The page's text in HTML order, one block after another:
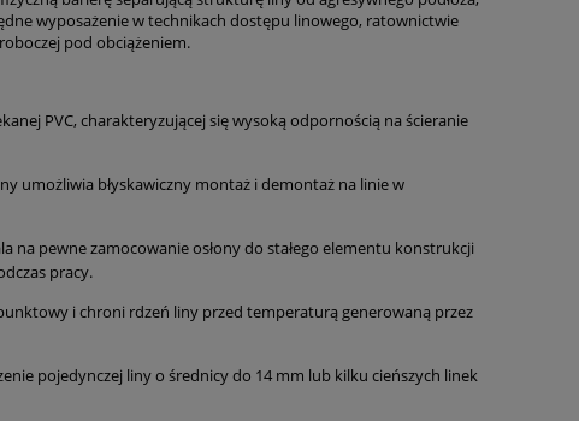
wyposażenie w technikach dostępu linowego, ratownictwie
pod obciążeniem.
PVC, charakteryzującej się wysoką odpornością na ścieranie
umożliwia błyskawiczny montaż i demontaż na linie w
na pewne zamocowanie osłony do stałego elementu konstrukcji
pracy.
i chroni rdzeń liny przed temperaturą generowaną przez
pojedynczej liny o średnicy do 14 mm lub kilku cieńszych linek